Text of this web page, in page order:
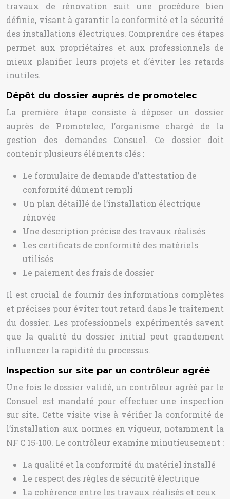
travaux de rénovation suit une procédure bien
définie, visant à garantir la conformité et la sécurité
des installations électriques. Comprendre ces étapes
permet aux propriétaires et aux professionnels de
mieux planifier leurs projets et d’éviter les retards
inutiles.
Dépôt du dossier auprès de promotelec
La première étape consiste à déposer un dossier
auprès de Promotelec, l’organisme chargé de la
gestion des demandes Consuel. Ce dossier doit
contenir plusieurs éléments clés :
Le formulaire de demande d’attestation de
conformité dûment rempli
Un plan détaillé de l’installation électrique
rénovée
Une description précise des travaux réalisés
Les certificats de conformité des matériels
utilisés
Le paiement des frais de dossier
Il est crucial de fournir des informations complètes
et précises pour éviter tout retard dans le traitement
du dossier. Les professionnels expérimentés savent
que la qualité du dossier initial peut grandement
influencer la rapidité du processus.
Inspection sur site par un contrôleur agréé
Une fois le dossier validé, un contrôleur agréé par le
Consuel est mandaté pour effectuer une inspection
sur site. Cette visite vise à vérifier la conformité de
l’installation aux normes en vigueur, notamment la
NF C 15-100. Le contrôleur examine minutieusement :
La qualité et la conformité du matériel installé
Le respect des règles de sécurité électrique
La cohérence entre les travaux réalisés et ceux